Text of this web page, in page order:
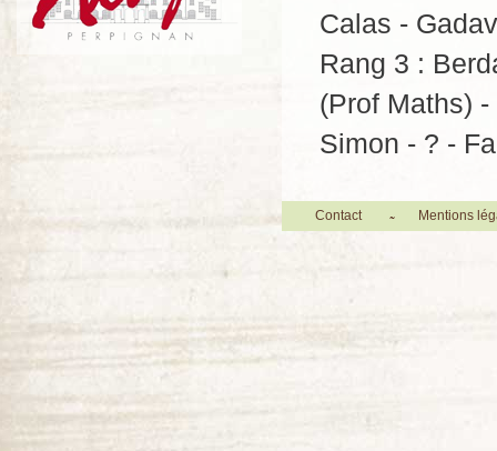
Calas -
Rang 3 :
(Prof Maths)
Simon - ? -
Contact Mentions